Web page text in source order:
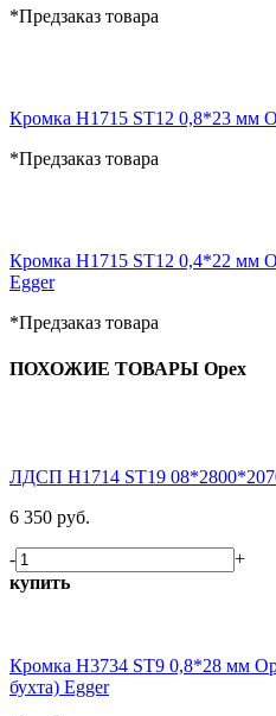
*Предзаказ товара
Кромка H1715 ST12 0,8*23 мм
*Предзаказ товара
Кромка H1715 ST12 0,4*22 мм
Egger
*Предзаказ товара
ПОХОЖИЕ ТОВАРЫ Орех
ЛДСП H1714 ST19
6 350 руб.
-
+
купить
Кромка H3734 ST9 0,8*28 мм
бухта) Egger